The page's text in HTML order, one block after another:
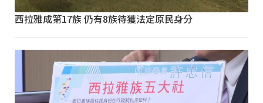
西拉雅成第17族 仍有8族待獲法定原民身分